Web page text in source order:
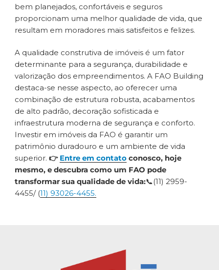
bem planejados, confortáveis e seguros
proporcionam uma melhor qualidade de vida, que
resultam em moradores mais satisfeitos e felizes.
A qualidade construtiva de imóveis é um fator
determinante para a segurança, durabilidade e
valorização dos empreendimentos. A FAO Building
destaca-se nesse aspecto, ao oferecer uma
combinação de estrutura robusta, acabamentos
de alto padrão, decoração sofisticada e
infraestrutura moderna de segurança e conforto.
Investir em imóveis da FAO é garantir um
patrimônio duradouro e um ambiente de vida
superior. 👉 Entre em contato conosco, hoje
mesmo, e descubra como um FAO pode
transformar sua qualidade de vida:📞(11) 2959-
4455/ (11) 93026-4455.